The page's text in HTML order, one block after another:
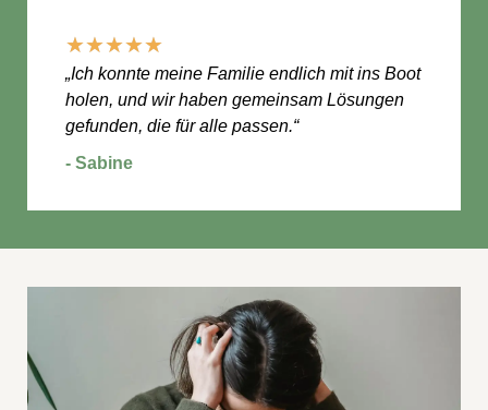
★★★★★
„Ich konnte meine Familie endlich mit ins Boot
holen, und wir haben gemeinsam Lösungen
gefunden, die für alle passen.“
- Sabine